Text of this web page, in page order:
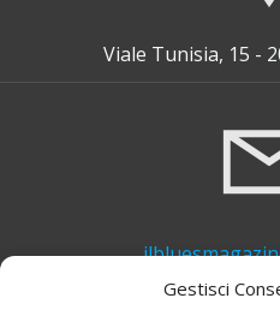
Gestisci
Viale Tunisia, 15 -